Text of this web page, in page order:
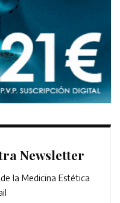
Newsletter
la Medicina Estética